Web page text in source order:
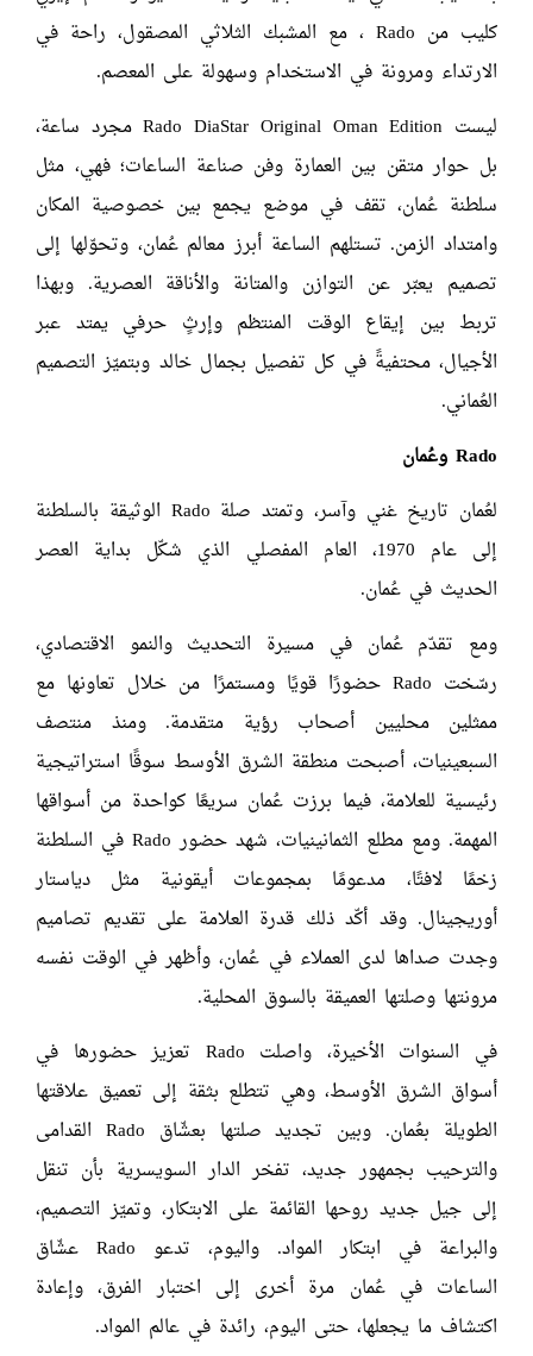
كليب من Rado ، مع المشبك الثلاثي المصقول، راحة في
الارتداء ومرونة في الاستخدام وسهولة على المعصم.
ليست Rado DiaStar Original Oman Edition مجرد ساعة،
بل حوار متقن بين العمارة وفن صناعة الساعات؛ فهي، مثل
سلطنة عُمان، تقف في موضع يجمع بين خصوصية المكان
وامتداد الزمن. تستلهم الساعة أبرز معالم عُمان، وتحوّلها إلى
تصميم يعبّر عن التوازن والمتانة والأناقة العصرية. وبهذا
تربط بين إيقاع الوقت المنتظم وإرثٍ حرفي يمتد عبر
الأجيال، محتفيةً في كل تفصيل بجمال خالد وبتميّز التصميم
العُماني.
Rado وعُمان
لعُمان تاريخ غني وآسر، وتمتد صلة Rado الوثيقة بالسلطنة
إلى عام 1970، العام المفصلي الذي شكّل بداية العصر
الحديث في عُمان.
ومع تقدّم عُمان في مسيرة التحديث والنمو الاقتصادي،
رسّخت Rado حضورًا قويًا ومستمرًا من خلال تعاونها مع
ممثلين محليين أصحاب رؤية متقدمة. ومنذ منتصف
السبعينيات، أصبحت منطقة الشرق الأوسط سوقًا استراتيجية
رئيسية للعلامة، فيما برزت عُمان سريعًا كواحدة من أسواقها
المهمة. ومع مطلع الثمانينيات، شهد حضور Rado في السلطنة
زخمًا لافتًا، مدعومًا بمجموعات أيقونية مثل دياستار
أوريجينال. وقد أكّد ذلك قدرة العلامة على تقديم تصاميم
وجدت صداها لدى العملاء في عُمان، وأظهر في الوقت نفسه
مرونتها وصلتها العميقة بالسوق المحلية.
في السنوات الأخيرة، واصلت Rado تعزيز حضورها في
أسواق الشرق الأوسط، وهي تتطلع بثقة إلى تعميق علاقتها
الطويلة بعُمان. وبين تجديد صلتها بعشّاق Rado القدامى
والترحيب بجمهور جديد، تفخر الدار السويسرية بأن تنقل
إلى جيل جديد روحها القائمة على الابتكار، وتميّز التصميم،
والبراعة في ابتكار المواد. واليوم، تدعو Rado عشّاق
الساعات في عُمان مرة أخرى إلى اختبار الفرق، وإعادة
اكتشاف ما يجعلها، حتى اليوم، رائدة في عالم المواد.